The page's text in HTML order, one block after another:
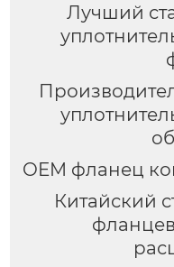
Лучший
OEM фланец
Китайский